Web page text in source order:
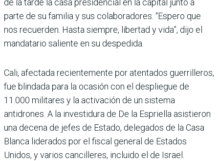
de la tarde la casa pre­sidencial en la capital junto a
parte de su familia y sus cola­boradores. “Espero que
nos recuerden. Hasta siempre, libertad y vida”, dijo el
man­datario saliente en su despe­dida.
Cali, afectada recientemente por atentados guerrilleros,
fue blindada para la ocasión con el despliegue de
11.000 militares y la activación de un sistema
antidrones. A la investidura de De la Esprie­lla asistieron
una decena de jefes de Estado, delegados de la Casa
Blanca liderados por el fiscal general de Estados
Unidos, y varios cancilleres, incluido el de Israel.